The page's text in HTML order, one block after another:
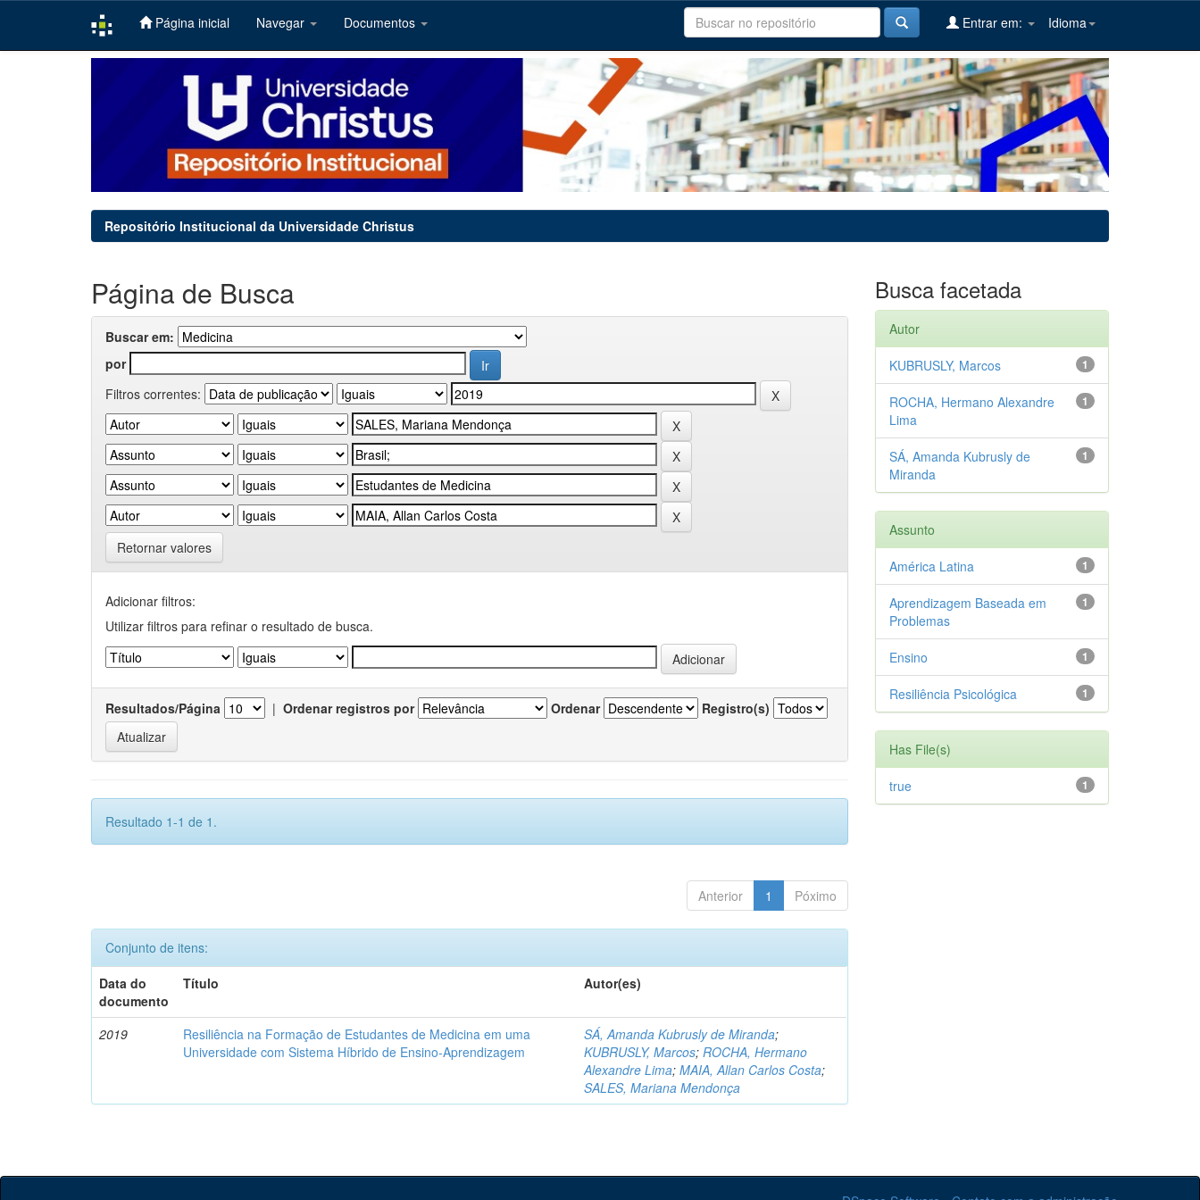
Página inicial Navegar Documentos Idioma
Entrar em:
Repositório Institucional da Universidade Christus
Página de Busca
Buscar em:
por
Filtros correntes:
Retornar valores
Adicionar filtros:
Utilizar filtros para refinar o resultado de busca.
Resultados/Página | Ordenar registros por Ordenar Registro(s)
Resultado 1-1 de 1.
Anterior 1 Póximo
Conjunto de itens:
Data do
documento
Título Autor(es)
2019
Resiliência na Formação de Estudantes de Medicina em uma
Universidade com Sistema Híbrido de Ensino-Aprendizagem
SÁ, Amanda Kubrusly de Miranda;
KUBRUSLY, Marcos;ROCHA, Hermano
Alexandre Lima;MAIA, Allan Carlos Costa;
SALES, Mariana Mendonça
Busca facetada
Autor
1
KUBRUSLY, Marcos
1
ROCHA, Hermano Alexandre
Lima
1
SÁ, Amanda Kubrusly de
Miranda
Assunto
1
América Latina
1
Aprendizagem Baseada em
Problemas
1
Ensino
1
Resiliência Psicológica
Has File(s)
1
true